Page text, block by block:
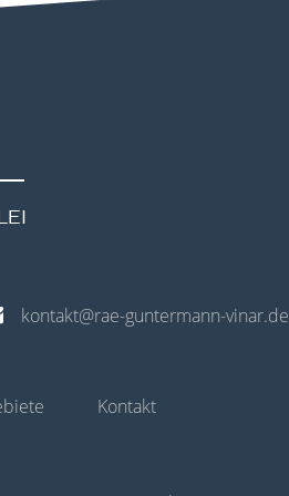
kontakt@rae-guntermann-vinar.de
Kontakt